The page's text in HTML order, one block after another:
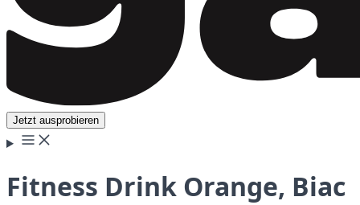
Jetzt ausprobieren
Fitness Drink Orange, Biac